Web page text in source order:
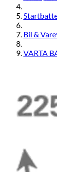
Bil &
VARTA